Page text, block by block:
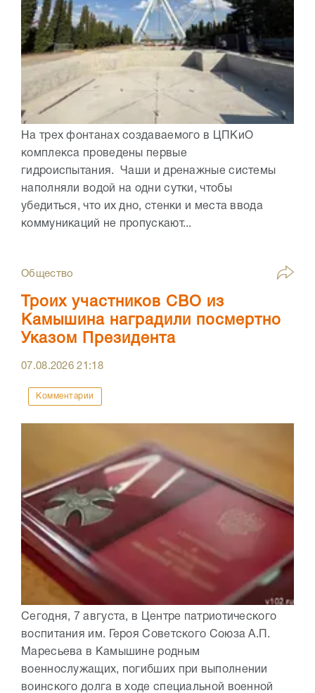
На трех фонтанах создаваемого в ЦПКиО
комплекса проведены первые
гидроиспытания. Чаши и дренажные системы
наполняли водой на одни сутки, чтобы
убедиться, что их дно, стенки и места ввода
коммуникаций не пропускают...
Общество
Троих участников СВО из
Камышина наградили посмертно
Указом Президента
07.08.202621:18
Комментарии
Сегодня, 7 августа, в Центре патриотического
воспитания им. Героя Советского Союза А.П.
Маресьева в Камышине родным
военнослужащих, погибших при выполнении
воинского долга в ходе специальной военной